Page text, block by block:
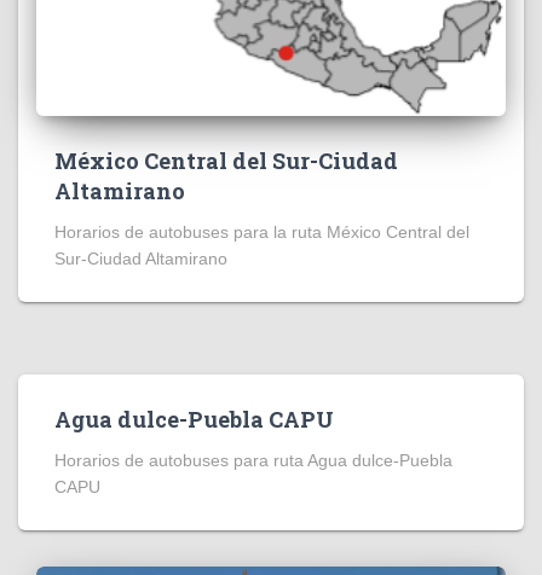
México Central del Sur-Ciudad
Altamirano
Horarios de autobuses para la ruta México Central del
Sur-Ciudad Altamirano
Agua dulce-Puebla CAPU
Horarios de autobuses para ruta Agua dulce-Puebla
CAPU